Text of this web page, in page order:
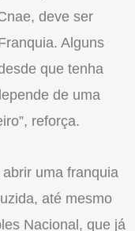
deve ser
Alguns
que tenha
de uma
reforça.
uma franquia
até mesmo
Nacional, que já